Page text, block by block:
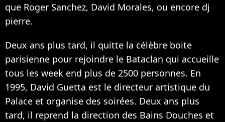
que Roger Sanchez, David Morales, ou encore dj
pierre.
Deux ans plus tard, il quitte la célèbre boite
parisienne pour rejoindre le Bataclan qui accueille
tous les week end plus de 2500 personnes. En
1995, David Guetta est le directeur artistique du
Palace et organise des soirées. Deux ans plus
tard, il reprend la direction des Bains Douches et